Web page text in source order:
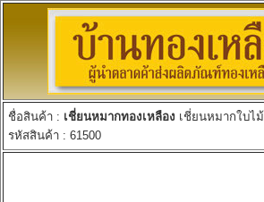
ชื่อสินค้า : เชี่ยนหมากทองเหลือง เชี่ยนหมากใบไม้
รหัสสินค้า : 61500